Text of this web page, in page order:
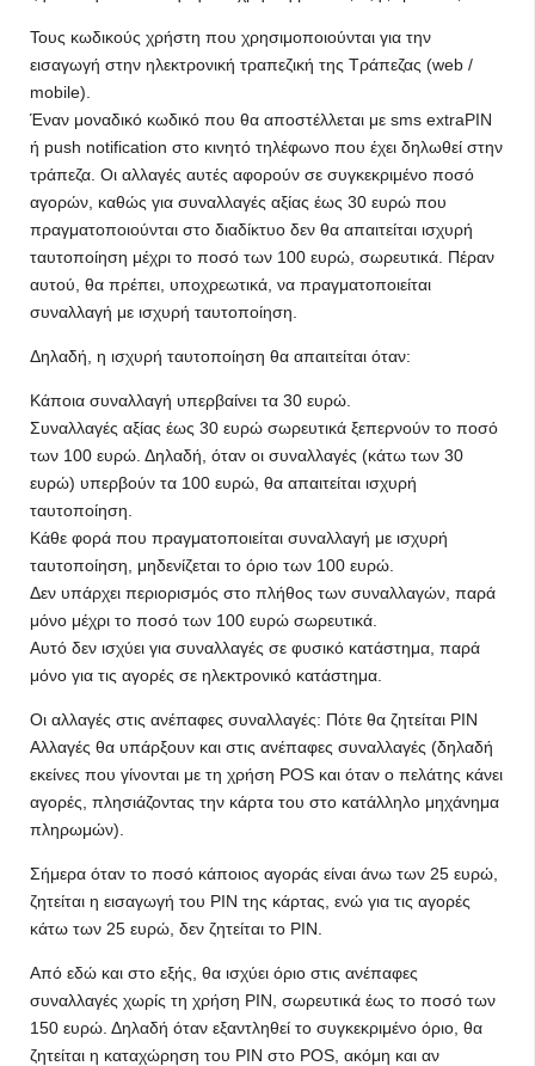
Τους κωδικούς χρήστη που χρησιμοποιούνται για την
εισαγωγή στην ηλεκτρονική τραπεζική της Τράπεζας (web /
mobile).
Έναν μοναδικό κωδικό που θα αποστέλλεται με sms extraPIN
ή push notification στο κινητό τηλέφωνο που έχει δηλωθεί στην
τράπεζα. Οι αλλαγές αυτές αφορούν σε συγκεκριμένο ποσό
αγορών, καθώς για συναλλαγές αξίας έως 30 ευρώ που
πραγματοποιούνται στο διαδίκτυο δεν θα απαιτείται ισχυρή
ταυτοποίηση μέχρι το ποσό των 100 ευρώ, σωρευτικά. Πέραν
αυτού, θα πρέπει, υποχρεωτικά, να πραγματοποιείται
συναλλαγή με ισχυρή ταυτοποίηση.
Δηλαδή, η ισχυρή ταυτοποίηση θα απαιτείται όταν:
Κάποια συναλλαγή υπερβαίνει τα 30 ευρώ.
Συναλλαγές αξίας έως 30 ευρώ σωρευτικά ξεπερνούν το ποσό
των 100 ευρώ. Δηλαδή, όταν οι συναλλαγές (κάτω των 30
ευρώ) υπερβούν τα 100 ευρώ, θα απαιτείται ισχυρή
ταυτοποίηση.
Κάθε φορά που πραγματοποιείται συναλλαγή με ισχυρή
ταυτοποίηση, μηδενίζεται το όριο των 100 ευρώ.
Δεν υπάρχει περιορισμός στο πλήθος των συναλλαγών, παρά
μόνο μέχρι το ποσό των 100 ευρώ σωρευτικά.
Αυτό δεν ισχύει για συναλλαγές σε φυσικό κατάστημα, παρά
μόνο για τις αγορές σε ηλεκτρονικό κατάστημα.
Οι αλλαγές στις ανέπαφες συναλλαγές: Πότε θα ζητείται PIN
Αλλαγές θα υπάρξουν και στις ανέπαφες συναλλαγές (δηλαδή
εκείνες που γίνονται με τη χρήση POS και όταν ο πελάτης κάνει
αγορές, πλησιάζοντας την κάρτα του στο κατάλληλο μηχάνημα
πληρωμών).
Σήμερα όταν το ποσό κάποιος αγοράς είναι άνω των 25 ευρώ,
ζητείται η εισαγωγή του PIN της κάρτας, ενώ για τις αγορές
κάτω των 25 ευρώ, δεν ζητείται το PIN.
Από εδώ και στο εξής, θα ισχύει όριο στις ανέπαφες
συναλλαγές χωρίς τη χρήση ΡΙΝ, σωρευτικά έως το ποσό των
150 ευρώ. Δηλαδή όταν εξαντληθεί το συγκεκριμένο όριο, θα
ζητείται η καταχώρηση του ΡΙΝ στο POS, ακόμη και αν